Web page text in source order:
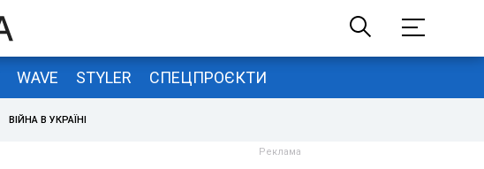
WAVE STYLER СПЕЦПРОЄКТИ
ВІЙНА В УКРАЇНІ